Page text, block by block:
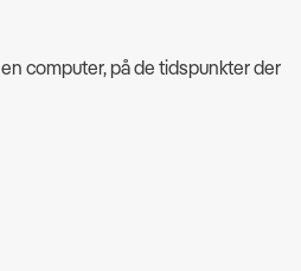
computer, på de tidspunkter der